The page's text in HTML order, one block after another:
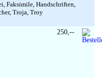
Faksimile, Handschriften,
Troja, Troy
250,--